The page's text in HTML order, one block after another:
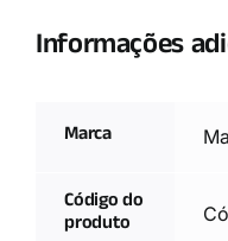
Informações
Marca
Código do
produto